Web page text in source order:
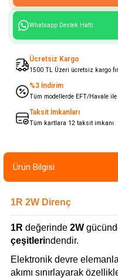
Whatsapp Destek Hattı
Ücretsiz Kargo
1500 TL Üzeri ücretsiz kargo
%3 İndirim
Tüm modellerde EFT/Havale
Taksit İmkanları
Tüm kartlara 12 taksit imkanı
Ürün Bilgisi
1R 2W Direnç
1R değerinde 2W
çeşitlerindendir.
Elektronik devre
akımı sınırlayarak